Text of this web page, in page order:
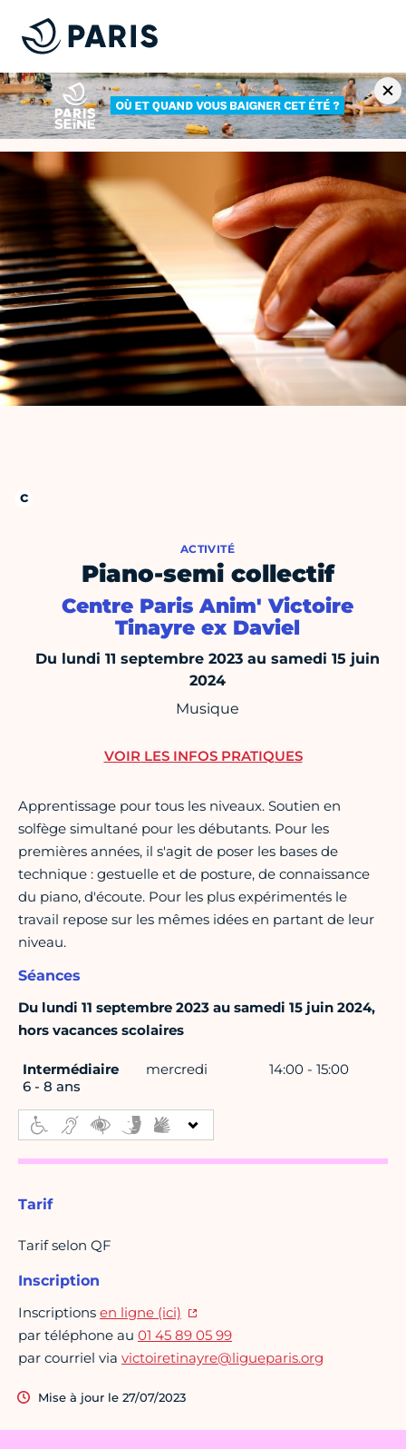
ACTIVITÉ
Piano-semi collectif
Centre Paris Anim' Victoire
Tinayre ex Daviel
Du lundi 11 septembre 2023 au samedi 15 juin
2024
Musique
Apprentissage pour tous les niveaux. Soutien en
solfège simultané pour les débutants. Pour les
premières années, il s'agit de poser les bases de
technique : gestuelle et de posture, de connaissance
du piano, d'écoute. Pour les plus expérimentés le
travail repose sur les mêmes idées en partant de leur
niveau.
Séances
Du lundi 11 septembre 2023 au samedi 15 juin 2024,
hors vacances scolaires
Intermédiaire
6 - 8 ans
mercredi 14:00 - 15:00
Tarif
Tarif selon QF
Inscription
Inscriptions en ligne (ici)
par téléphone au 01 45 89 05 99
par courriel via victoiretinayre@ligueparis.org
Mise à jour le 27/07/2023
VOIR LES INFOS PRATIQUES